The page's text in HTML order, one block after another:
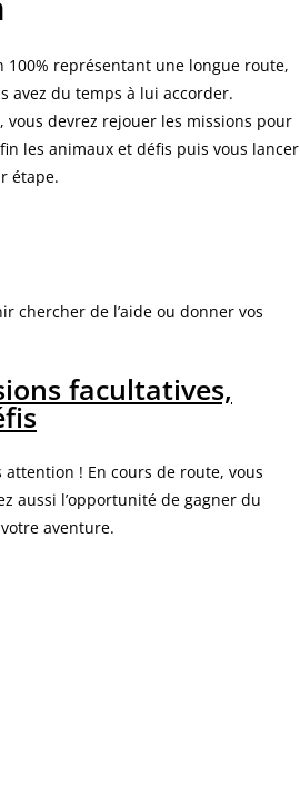
100% représentant une longue route,
avez du temps à lui accorder.
vous devrez rejouer les missions pour
les animaux et défis puis vous lancer
étape.
chercher de l’aide ou donner vos
facultatives,
! En cours de route, vous
aussi l’opportunité de gagner du
aventure.